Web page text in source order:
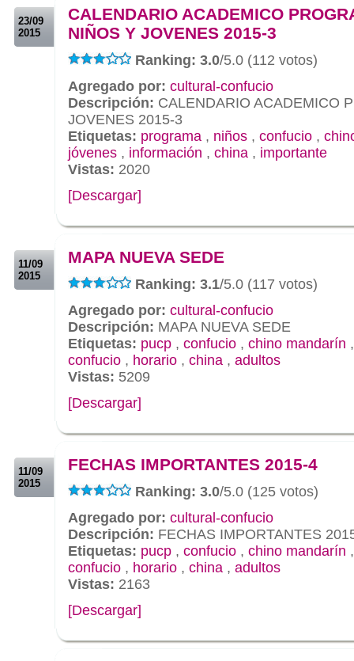
23/09
2015
CALENDARIO ACADEMICO
NIÑOS Y JOVENES 2015-3
Ranking: 3.0/5.0 (112 votos)
Agregado por: cultural-confucio
Descripción: CALENDARIO ACADEMICO
JOVENES 2015-3
Etiquetas: programa , niños , confucio ,
jóvenes , información , china , importante
Vistas: 2020
[Descargar]
11/09
2015
MAPA NUEVA SEDE
Ranking: 3.1/5.0 (117 votos)
Agregado por: cultural-confucio
Descripción: MAPA NUEVA SEDE
Etiquetas: pucp , confucio , chino mandarín
confucio , horario , china , adultos
Vistas: 5209
[Descargar]
11/09
2015
FECHAS IMPORTANTES 2015-4
Ranking: 3.0/5.0 (125 votos)
Agregado por: cultural-confucio
Descripción: FECHAS IMPORTANTES
Etiquetas: pucp , confucio , chino mandarín
confucio , horario , china , adultos
Vistas: 2163
[Descargar]